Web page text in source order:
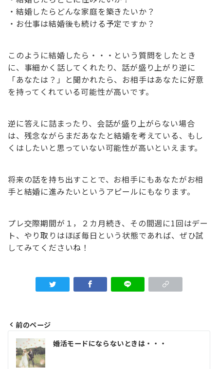
・結婚したらどんな家庭を築きたいか？
・お仕事は結婚後も続ける予定ですか？
このように結婚したら・・・という質問をしたとき
に、事細かく話してくれたり、話が盛り上がり逆に
「あなたは？」と聞かれたら、お相手はあなたに好意
を持ってくれている可能性が高いです。
逆に答えに詰まったり、会話が盛り上がらない場合
は、残念ながらまだあなたと結婚を考えている、もし
くはしたいと思っていない可能性が高いといえます。
将来の話を持ち出すことで、お相手にもあなたがお相
手と結婚に進みたいというアピールにもなります。
プレ交際期間が１，２カ月続き、その間週に1回はデー
ト、やり取りはほぼ毎日という状態であれば、ぜひ試
してみてくださいね！
投
稿
前のページ
婚活モードにならないときは・・・